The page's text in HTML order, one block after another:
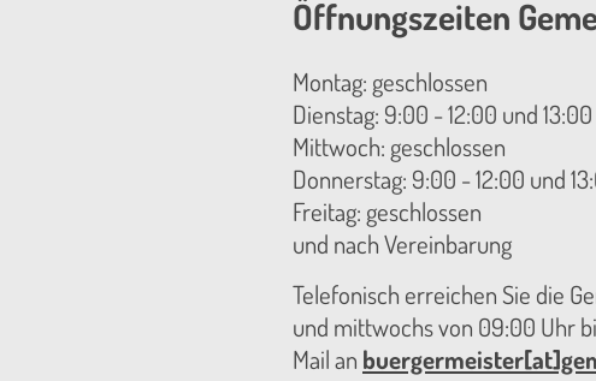
Öffnungszeiten
Montag: geschlossen
Dienstag: 9:00 - 12:00 und
Mittwoch: geschlossen
Donnerstag: 9:00 - 12:00 und
Freitag: geschlossen
und nach Vereinbarung
Telefonisch erreichen Sie die
und mittwochs von 09:00 Uhr
Mail an